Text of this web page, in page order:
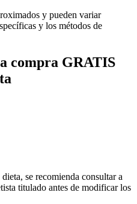
y pueden variar
y los métodos de
compra GRATIS
se recomienda consultar a
titulado antes de modificar los